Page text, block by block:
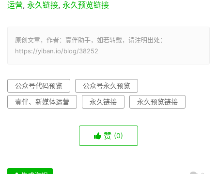
运营, 永久链接, 永久预览链接
原创文章，作者：壹伴助手，如若转载，请注明出处：
https://yiban.io/blog/38252
公众号代码预览
公众号永久预览
壹伴、新媒体运营
永久链接 永久预览链接
赞 (0)